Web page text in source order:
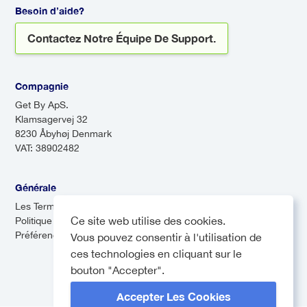
Ce site web utilise des cookies.
Vous pouvez consentir à l'utilisation de
ces technologies en cliquant sur le
bouton "Accepter".
Accepter Les Cookies
de voyage sans faille, un
Transfert est sans aucun doute la
meilleure option !
Besoin d’aide?
Contactez Notre Équipe De Support.
Compagnie
Get By ApS.
Klamsagervej 32
8230 Åbyhøj Denmark
VAT: 38902482
Générale
Les Termes & Conditions
Politique de confidentialité
Préférences de cookies